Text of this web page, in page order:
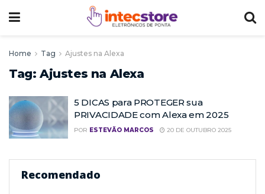
Home Tag Ajustes na Alexa
Tag: Ajustes na Alexa
5 DICAS para PROTEGER sua
PRIVACIDADE com Alexa em 2025
POR ESTEVÃO MARCOS 20 DE OUTUBRO 2025
Recomendado